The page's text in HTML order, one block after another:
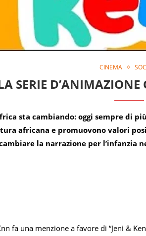
CINEMA
SERIE
sta cambiando: oggi sempre di
africana e promuovono valori
la narrazione per
fa una menzione a favore di “Jeni &